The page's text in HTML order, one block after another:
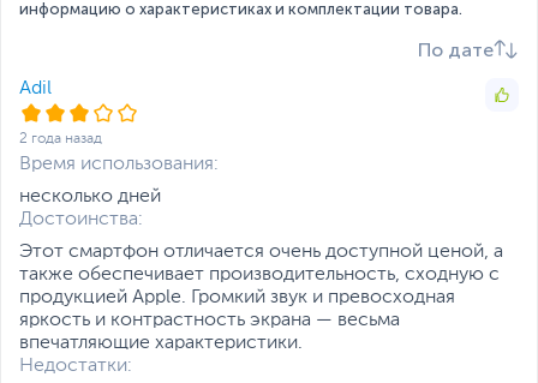
активирует быстрые клавиши для принятия звонка /
записи звонка / фотографирования / снятия сигнала
Более увлекательное взаимодействие
Bluetooth Audio Share: хорошие друзья, делитесь
вместе
Откройте функцию Bluetooth, подключитесь к
нескольким динамикам Bluetooth или беспроводным
одновременно - это звучит безумно? SPARK Go 2020
делает это возможным! Теперь наслаждайтесь
иммерсивным стереозвуком и доведите вечеринку до
кульминации. Делитесь хорошей музыкой или
любимым фильмом с друзьями вместе. Любить - значит
делиться.
Наличие камеры
на задней панели,
Основная камера, Мп
Фронтальная камера,
Мп
Особенности
основной камеры
Разрешение видео 1920 х 1080 пикселей
SIM-карта и связь
Количество SIM-карт 2
Тип SIM-карты
информацию о характеристиках и комплектации товара.
По дате
Adil
2 года назад
Время использования:
несколько дней
Достоинства:
Этот смартфон отличается очень доступной ценой, а
также обеспечивает производительность, сходную с
продукцией Apple. Громкий звук и превосходная
яркость и контрастность экрана — весьма
впечатляющие характеристики.
Недостатки: